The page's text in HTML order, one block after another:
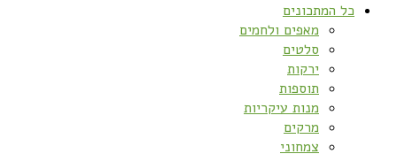
כל המתכונים
מאפים ולחמים
סלטים
ירקות
תוספות
מנות עיקריות
מרקים
צמחוני